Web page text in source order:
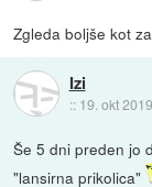
Zgleda boljše kot
Izi
:: 19. okt
Še 5 dni preden jo
"lansirna prikolica"